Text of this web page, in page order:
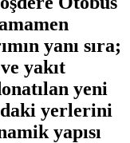
yanı sıra;
yakıt
yeni
yerlerini
yapısı